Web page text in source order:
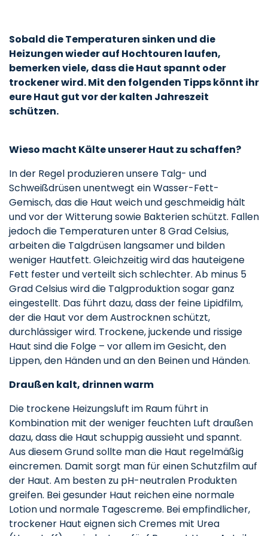
Sobald die Temperaturen sinken und die
Heizungen wieder auf Hochtouren laufen,
bemerken viele, dass die Haut spannt oder
trockener wird. Mit den folgenden Tipps könnt ihr
eure Haut gut vor der kalten Jahreszeit
schützen.
Wieso macht Kälte unserer Haut zu schaffen?
In der Regel produzieren unsere Talg- und
Schweißdrüsen unentwegt ein Wasser-Fett-
Gemisch, das die Haut weich und geschmeidig hält
und vor der Witterung sowie Bakterien schützt. Fallen
jedoch die Temperaturen unter 8 Grad Celsius,
arbeiten die Talgdrüsen langsamer und bilden
weniger Hautfett. Gleichzeitig wird das hauteigene
Fett fester und verteilt sich schlechter. Ab minus 5
Grad Celsius wird die Talgproduktion sogar ganz
eingestellt. Das führt dazu, dass der feine Lipidfilm,
der die Haut vor dem Austrocknen schützt,
durchlässiger wird. Trockene, juckende und rissige
Haut sind die Folge – vor allem im Gesicht, den
Lippen, den Händen und an den Beinen und Händen.
Draußen kalt, drinnen warm
Die trockene Heizungsluft im Raum führt in
Kombination mit der weniger feuchten Luft draußen
dazu, dass die Haut schuppig aussieht und spannt.
Aus diesem Grund sollte man die Haut regelmäßig
eincremen. Damit sorgt man für einen Schutzfilm auf
der Haut. Am besten zu pH-neutralen Produkten
greifen. Bei gesunder Haut reichen eine normale
Lotion und normale Tagescreme. Bei empfindlicher,
trockener Haut eignen sich Cremes mit Urea